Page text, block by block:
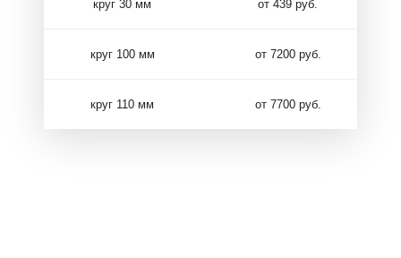
круг 30 мм от 439 руб.
круг 100 мм от 7200 руб.
круг 110 мм от 7700 руб.